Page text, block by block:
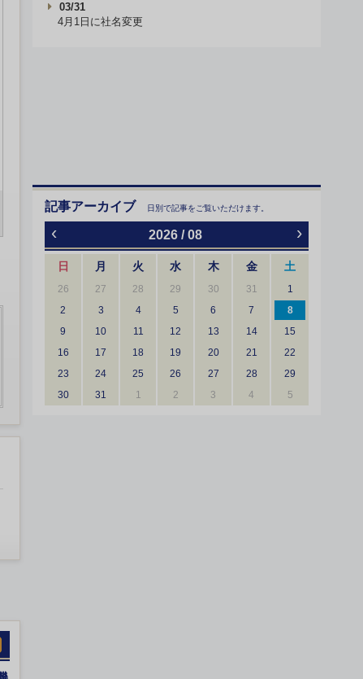
03/31
4月1日に社名変更
記事アーカイブ 日別で記事をご覧いただけます。
‹ 2026 / 08 ›
日 月 火 水 木 金 土
26 27 28 29 30 31
1
2
3 4 5 6 7
8
9
10 11 12 13 14
15
16
17 18 19 20 21
22
23
24 25 26 27 28
29
30
31 1 2 3 4 5